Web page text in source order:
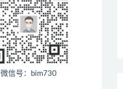
微信号：bim730